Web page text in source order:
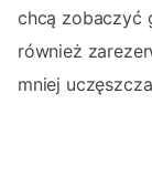
chcą zobaczyć
również
mniej